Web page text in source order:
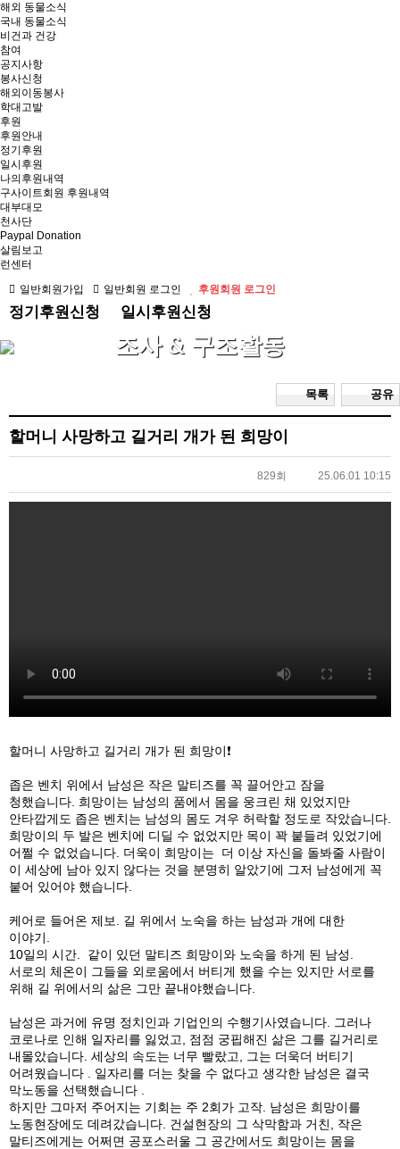
해외 동물소식
국내 동물소식
비건과 건강
참여
공지사항
봉사신청
해외이동봉사
학대고발
후원
후원안내
정기후원
일시후원
나의후원내역
구사이트회원 후원내역
대부대모
천사단
Paypal Donation
살림보고
런센터
일반회원가입
일반회원 로그인 후원회원 로그인
정기후원신청 일시후원신청
조사 & 구조활동
공유
목록
할머니 사망하고 길거리 개가 된 희망이
829회 25.06.01 10:15
할머니 사망하고 길거리 개가 된 희망이❗️
좁은 벤치 위에서 남성은 작은 말티즈를 꼭 끌어안고 잠을
청했습니다. 희망이는 남성의 품에서 몸을 웅크린 채 있었지만
안타깝게도 좁은 벤치는 남성의 몸도 겨우 허락할 정도로 작았습니다.
희망이의 두 발은 벤치에 디딜 수 없었지만 목이 꽉 붙들려 있었기에
어쩔 수 없었습니다. 더욱이 희망이는 더 이상 자신을 돌봐줄 사람이
이 세상에 남아 있지 않다는 것을 분명히 알았기에 그저 남성에게 꼭
붙어 있어야 했습니다.
케어로 들어온 제보. 길 위에서 노숙을 하는 남성과 개에 대한
이야기.
10일의 시간. 같이 있던 말티즈 희망이와 노숙을 하게 된 남성.
서로의 체온이 그들을 외로움에서 버티게 했을 수는 있지만 서로를
위해 길 위에서의 삶은 그만 끝내야했습니다.
남성은 과거에 유명 정치인과 기업인의 수행기사였습니다. 그러나
코로나로 인해 일자리를 잃었고, 점점 궁핍해진 삶은 그를 길거리로
내몰았습니다. 세상의 속도는 너무 빨랐고, 그는 더욱더 버티기
어려웠습니다 . 일자리를 더는 찾을 수 없다고 생각한 남성은 결국
막노동을 선택했습니다 .
하지만 그마저 주어지는 기회는 주 2회가 고작. 남성은 희망이를
노동현장에도 데려갔습니다. 건설현장의 그 삭막함과 거친, 작은
말티즈에게는 어쩌면 공포스러울 그 공간에서도 희망이는 몸을